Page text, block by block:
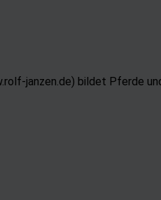
janzen.de) bildet Pferde